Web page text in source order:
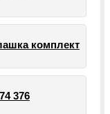
комплект
376